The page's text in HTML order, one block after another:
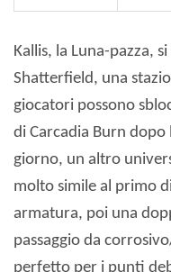
Kallis, la Luna-pazza,
Shatterfield, una
giocatori possono
di Carcadia Burn
giorno, un altro
molto simile al primo
armatura, poi una
passaggio da
perfetto per i punti